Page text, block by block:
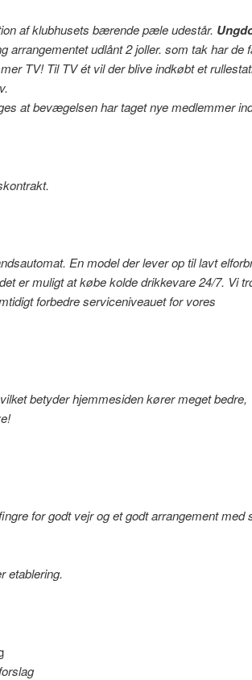
af klubhusets bærende pæle udestår.
arrangementet udlånt 2 joller. som tak har de
TV! Til TV ét vil der blive indkøbt et
at bevægelsen har taget nye medlemmer
En model der lever op til lavt
er muligt at købe kolde drikkevare 24/7. Vi
forbedre serviceniveauet for vores
betyder hjemmesiden kører meget
for godt vejr og et godt arrangement med
etablering.